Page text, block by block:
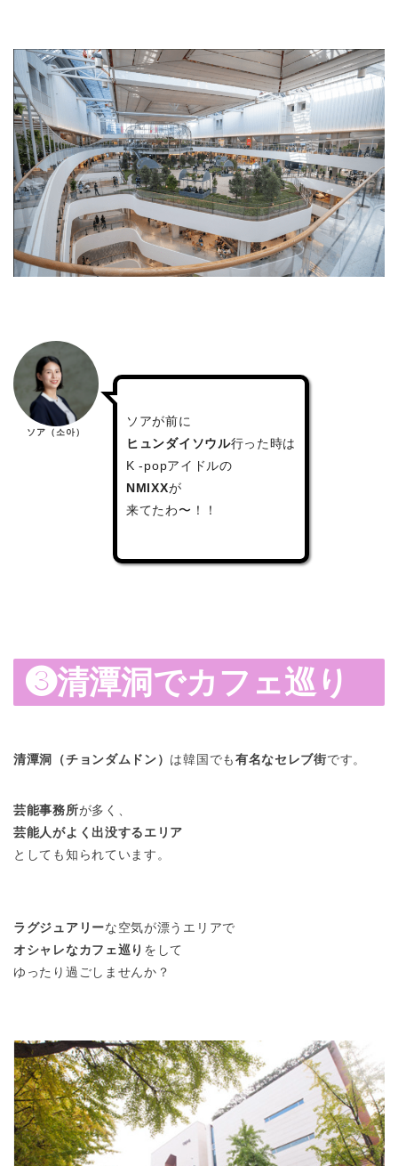
ソア（소아）
ソアが前に
ヒュンダイソウル行った時は
K -popアイドルの
NMIXXが
来てたわ〜！！
❸清潭洞でカフェ巡り
清潭洞（チョンダムドン） は韓国でも有名なセレブ街です。
芸能事務所が多く、
芸能人がよく出没するエリア
としても知られています。
ラグジュアリーな空気が漂うエリアで
オシャレなカフェ巡り をして
ゆったり過ごしませんか？